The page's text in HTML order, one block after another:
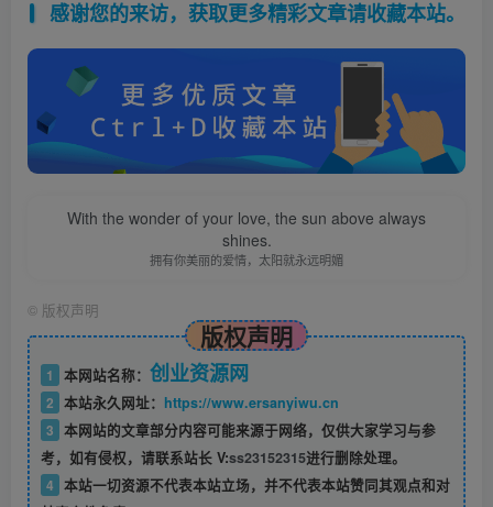
感谢您的来访，获取更多精彩文章请收藏本站。
With the wonder of your love, the sun above always
shines.
拥有你美丽的爱情，太阳就永远明媚
© 版权声明
版权声明
1 本网站名称： 创业资源网
2 本站永久网址： https://www.ersanyiwu.cn
3 本网站的文章部分内容可能来源于网络，仅供大家学习与参
考，如有侵权，请联系站长 V:ss23152315进行删除处理。
4 本站一切资源不代表本站立场，并不代表本站赞同其观点和对